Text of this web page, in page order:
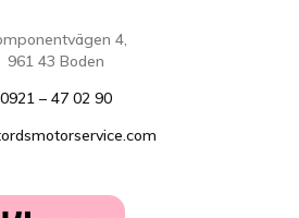
4,
961 43 Boden
0921 – 47 02 90